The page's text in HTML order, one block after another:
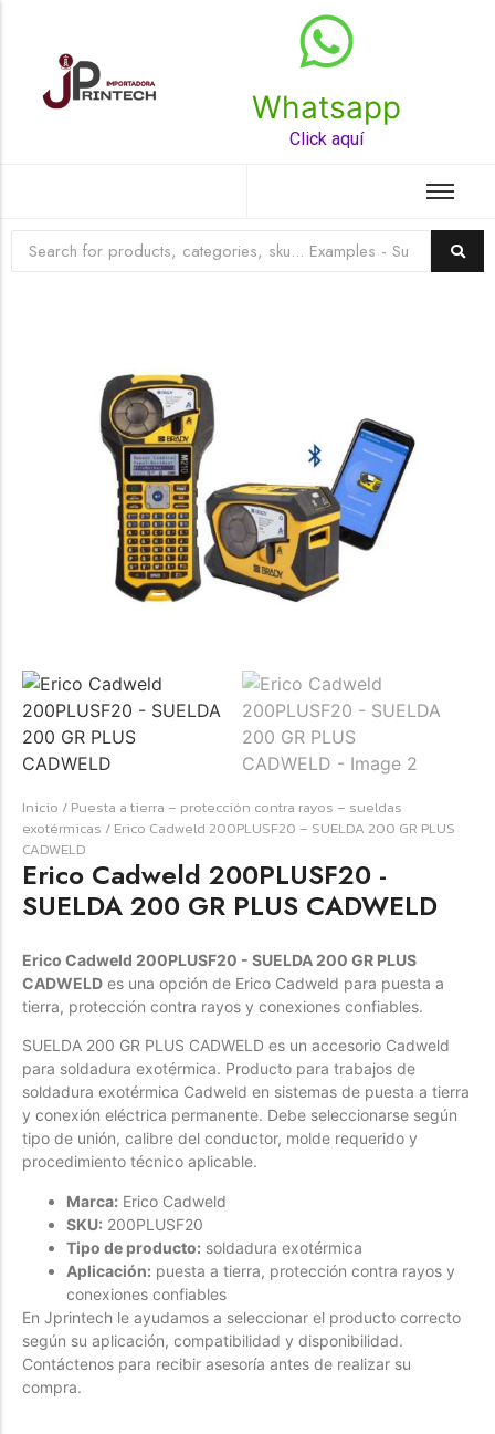
Whatsapp
Click aquí
Top Rated Product
☆☆☆ ☆☆
Raychem HVT-Z-253/353-G – PUNTA
TERMINAL UNIP INT 35KV 2/0-350 MCM
(3UND/KIT)
para conexiones eléctricas, terminaciones y empalmes
industriales. Consulte este producto en Jprintech…
Add to Cart
Womenswear
Forfeited you engrossed
Another as studied
Forfeited you engrossed
Especially favourable
Menswear
Another as studied
Forfeited you engrossed
Especially favourable
Video
Inicio / Puesta a tierra – protección contra rayos – sueldas
exotérmicas / Erico Cadweld 200PLUSF20 – SUELDA 200 GR PLUS
CADWELD
Erico Cadweld 200PLUSF20 -
SUELDA 200 GR PLUS CADWELD
Erico Cadweld 200PLUSF20 - SUELDA 200 GR PLUS
CADWELD es una opción de Erico Cadweld para puesta a
tierra, protección contra rayos y conexiones confiables.
SUELDA 200 GR PLUS CADWELD es un accesorio Cadweld
para soldadura exotérmica. Producto para trabajos de
soldadura exotérmica Cadweld en sistemas de puesta a tierra
y conexión eléctrica permanente. Debe seleccionarse según
tipo de unión, calibre del conductor, molde requerido y
procedimiento técnico aplicable.
Marca: Erico Cadweld
SKU: 200PLUSF20
Tipo de producto: soldadura exotérmica
Aplicación: puesta a tierra, protección contra rayos y
conexiones confiables
En Jprintech le ayudamos a seleccionar el producto correcto
según su aplicación, compatibilidad y disponibilidad.
Contáctenos para recibir asesoría antes de realizar su
compra.